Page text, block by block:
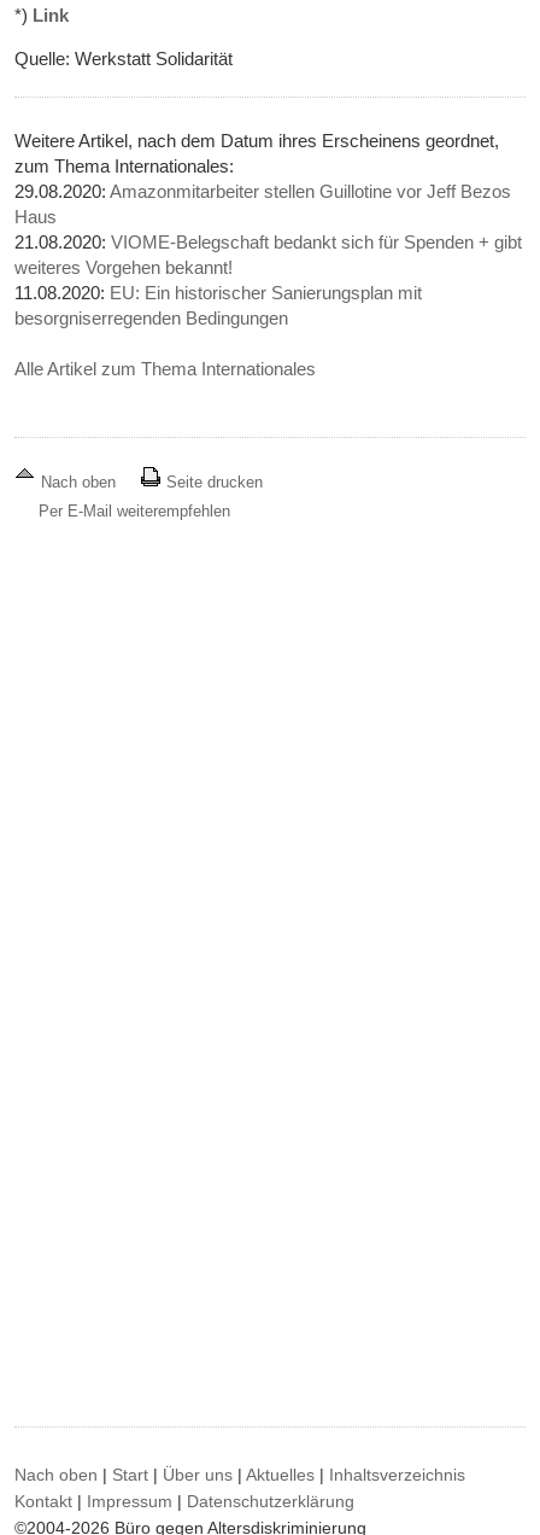
*) Link
Quelle: Werkstatt Solidarität
Weitere Artikel, nach dem Datum ihres Erscheinens geordnet,
zum Thema Internationales:
29.08.2020:Amazonmitarbeiter stellen Guillotine vor Jeff Bezos
Haus
21.08.2020:VIOME-Belegschaft bedankt sich für Spenden + gibt
weiteres Vorgehen bekannt!
11.08.2020: EU: Ein historischer Sanierungsplan mit
besorgniserregenden Bedingungen
Alle Artikel zum Thema Internationales
Nach oben
Seite drucken
Per E-Mail weiterempfehlen
Nach oben | Start | Über uns |Aktuelles | Inhaltsverzeichnis
Kontakt | Impressum | Datenschutzerklärung
©2004-2026 Büro gegen Altersdiskriminierung